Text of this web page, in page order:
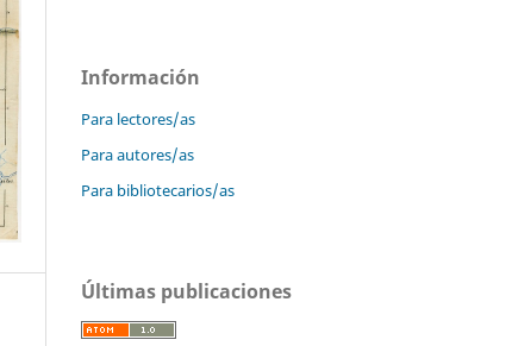
Información
Para lectores/as
Para autores/as
Para bibliotecarios/as
Últimas publicaciones